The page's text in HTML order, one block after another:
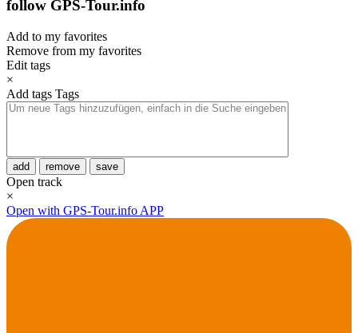
follow GPS-Tour.info
Add to my favorites
Remove from my favorites
Edit tags
×
Add tags Tags
add remove save
Open track
×
Open with GPS-Tour.info APP